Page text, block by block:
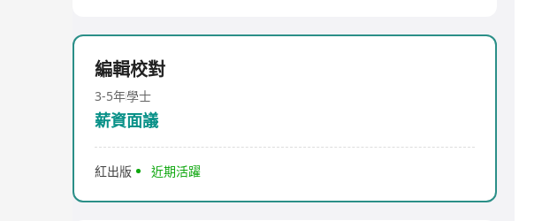
編輯校對
3-5年學士
薪資面議
紅出版 近期活躍